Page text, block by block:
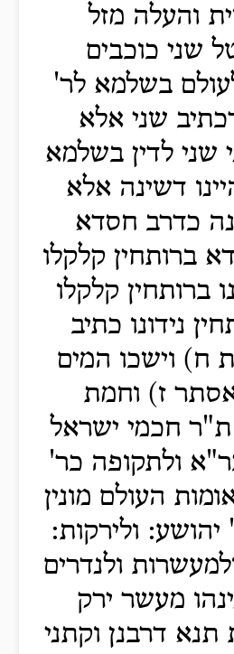
והעלה מזל
שני כוכבים
בשלמא לר'
שני אלא
שני לדין בשלמא
דשינה אלא
כדרב חסדא
ברותחין קלקלו
ברותחין קלקלו
נידונו כתיב
ח) וישכו המים
ז) וחמת
חכמי ישראל
ולתקופה כר'
העולם מונין
ולירקות:
ולנדרים
מעשר ירק
תנא דרבנן וקתני